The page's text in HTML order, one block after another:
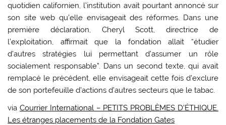
quotidien californien, l’institution avait pourtant annoncé sur
son site web qu’elle envisageait des réformes. Dans une
première déclaration, Cheryl Scott, directrice de
l’exploitation, affirmait que la fondation allait “étudier
d’autres stratégies lui permettant d’assumer un rôle
socialement responsable”. Dans un second texte, qui avait
remplacé le précédent, elle envisageait cette fois d’exclure
de son portefeuille d’actions d’autres secteurs que le tabac.
via Courrier International – PETITS PROBLÈMES D’ÉTHIQUE.
Les étranges placements de la Fondation Gates